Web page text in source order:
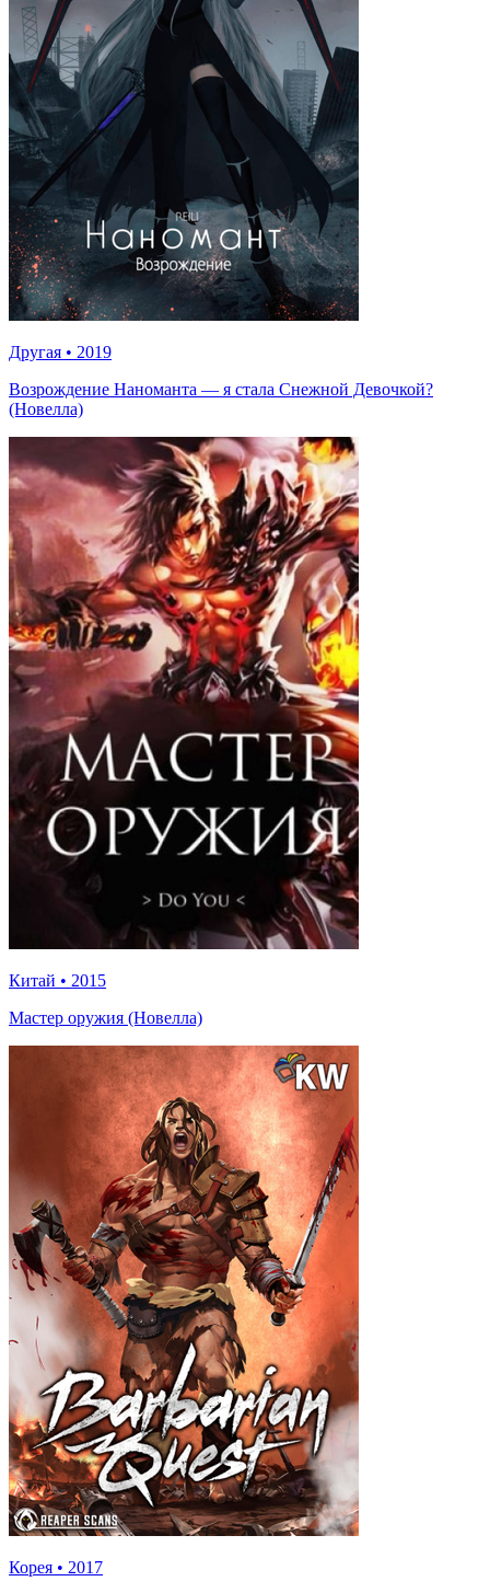
Другая • 2019
Возрождение Наноманта — я стала Снежной Девочкой?
(Новелла)
Китай • 2015
Мастер оружия (Новелла)
Корея • 2017